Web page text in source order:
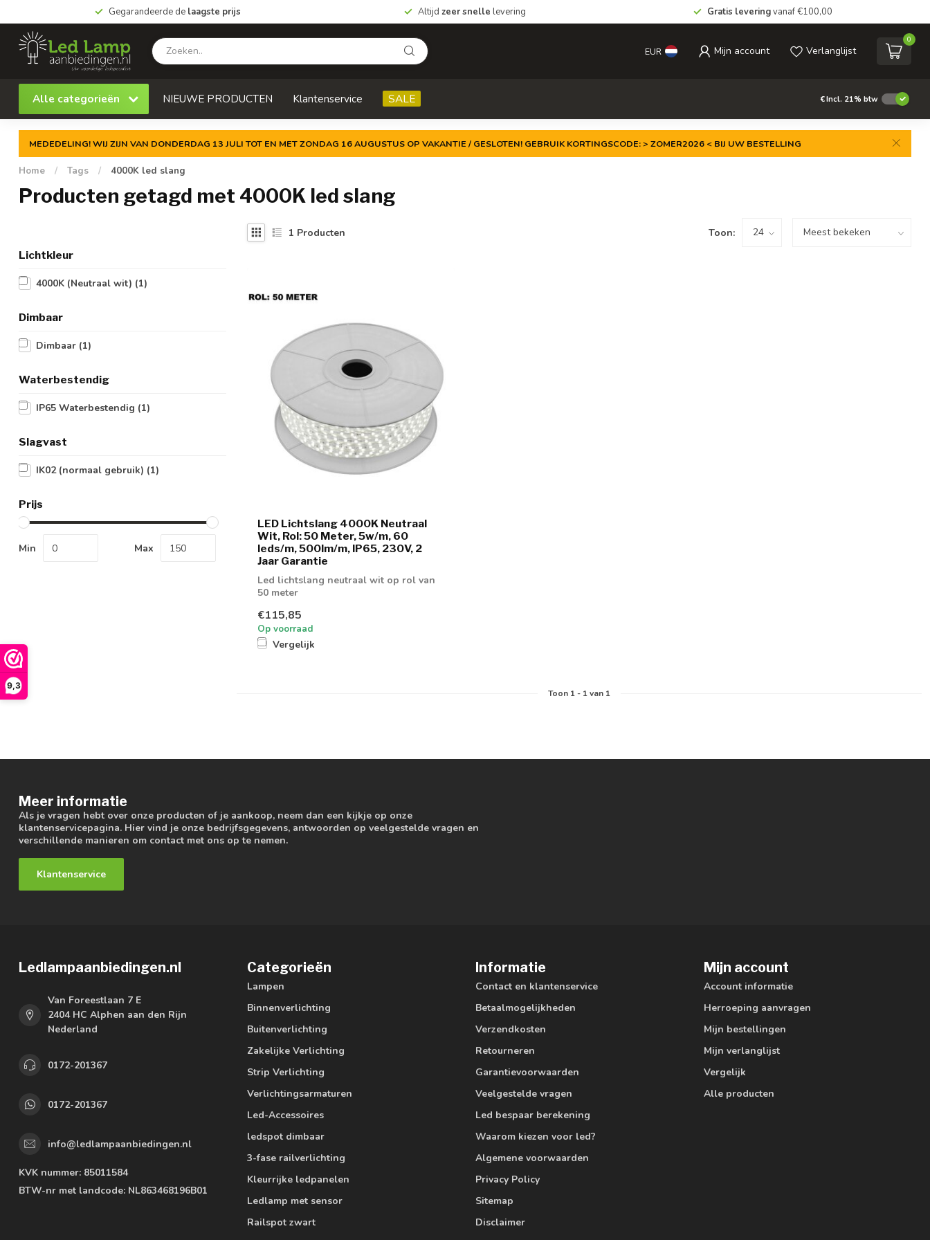
9,3
Gegarandeerde de laagste prijs Altijd zeer snelle levering Gratis leveringvanaf €100,00
EUR Mijn account Verlanglijst
0
Alle categorieën NIEUWE PRODUCTEN Klantenservice SALE €Incl. 21% btw
MEDEDELING! WIJ ZIJN VAN DONDERDAG 13 JULI TOT EN MET ZONDAG 16 AUGUSTUS OP VAKANTIE / GESLOTEN! GEBRUIK KORTINGSCODE: > ZOMER2026 < BIJ UW BESTELLING
Home / Tags / 4000K led slang
Producten getagd met 4000K led slang
Lichtkleur
4000K (Neutraal wit) (1)
Dimbaar
Dimbaar (1)
Waterbestendig
IP65 Waterbestendig (1)
Slagvast
IK02 (normaal gebruik) (1)
Prijs
Min Max
1 Producten Toon:
LED Lichtslang 4000K Neutraal
Wit, Rol: 50 Meter, 5w/m, 60
leds/m, 500lm/m, IP65, 230V, 2
Jaar Garantie
Led lichtslang neutraal wit op rol van
50 meter
€115,85
Op voorraad
Vergelijk
Toon 1- 1van 1
Meer informatie
Als je vragen hebt over onze producten of je aankoop, neem dan een kijkje op onze
klantenservicepagina. Hier vind je onze bedrijfsgegevens, antwoorden op veelgestelde vragen en
verschillende manieren om contact met ons op te nemen.
Klantenservice
Ledlampaanbiedingen.nl
Van Foreestlaan 7 E
2404 HC Alphen aan den Rijn
Nederland
0172-201367
0172-201367
info@ledlampaanbiedingen.nl
KVK nummer: 85011584
BTW-nr met landcode: NL863468196B01
Categorieën
Lampen
Binnenverlichting
Buitenverlichting
Zakelijke Verlichting
Strip Verlichting
Verlichtingsarmaturen
Led-Accessoires
ledspot dimbaar
3-fase railverlichting
Kleurrijke ledpanelen
Ledlamp met sensor
Railspot zwart
Informatie
Contact en klantenservice
Betaalmogelijkheden
Verzendkosten
Retourneren
Garantievoorwaarden
Veelgestelde vragen
Led bespaar berekening
Waarom kiezen voor led?
Algemene voorwaarden
Privacy Policy
Sitemap
Disclaimer
Mijn account
Account informatie
Herroeping aanvragen
Mijn bestellingen
Mijn verlanglijst
Vergelijk
Alle producten